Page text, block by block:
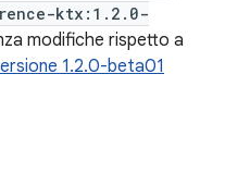
ktx:1.2.0-
modifiche rispetto a
1.2.0-beta01